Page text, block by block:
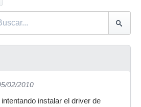
02/2010
instalar el driver de